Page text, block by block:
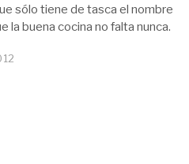
sólo tiene de tasca el nombre
la buena cocina no falta nunca.